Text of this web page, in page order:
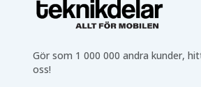
Gör som 1 000 000 andra kunder,
oss!